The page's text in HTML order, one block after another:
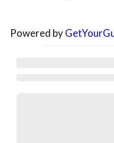
Powered by